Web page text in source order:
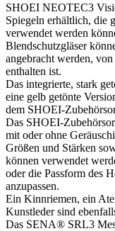
SHOEI NEOTEC3
Spiegeln erhältlich, die
verwendet werden
Blendschutzgläser
angebracht werden,
enthalten ist.
Das integrierte, stark
eine gelb getönte
dem SHOEI-
Das SHOEI-
mit oder ohne
Größen und Stärken
können verwendet
oder die Passform des
anzupassen.
Ein Kinnriemen, ein
Kunstleder sind
Das SENA® SRL3